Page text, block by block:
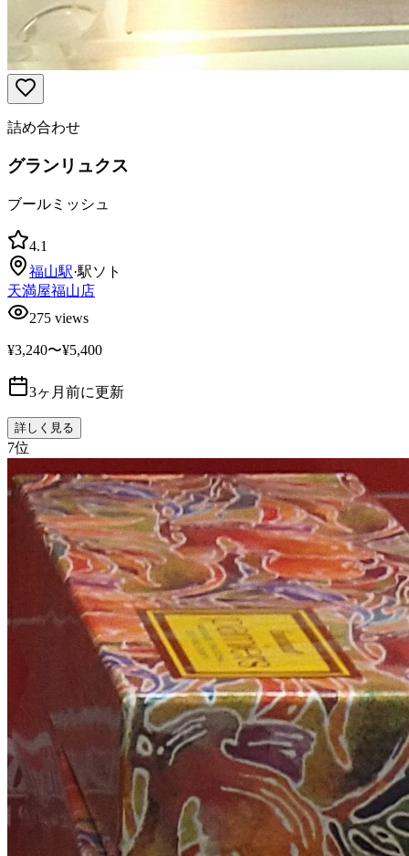
詰め合わせ
グランリュクス
ブールミッシュ
4.1
福山駅·駅ソト
天満屋福山店
275 views
¥3,240〜¥5,400
3ヶ月前に更新
詳しく見る
7位